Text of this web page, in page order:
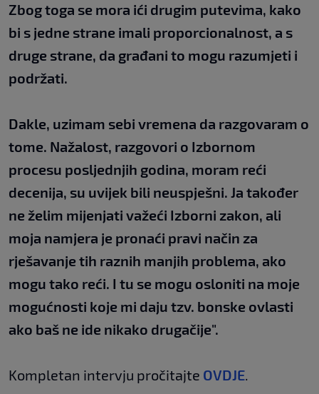
Zbog toga se mora ići drugim putevima, kako
bi s jedne strane imali proporcionalnost, a s
druge strane, da građani to mogu razumjeti i
podržati.
Dakle, uzimam sebi vremena da razgovaram o
tome. Nažalost, razgovori o Izbornom
procesu posljednjih godina, moram reći
decenija, su uvijek bili neuspješni. Ja također
ne želim mijenjati važeći Izborni zakon, ali
moja namjera je pronaći pravi način za
rješavanje tih raznih manjih problema, ako
mogu tako reći. I tu se mogu osloniti na moje
mogućnosti koje mi daju tzv. bonske ovlasti
ako baš ne ide nikako drugačije".
Kompletan intervju pročitajte OVDJE.